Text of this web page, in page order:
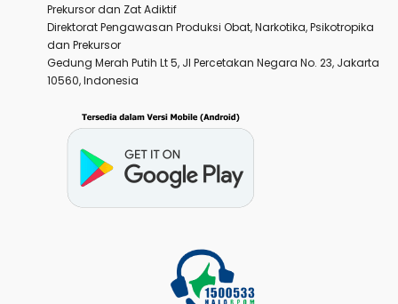
Prekursor dan Zat Adiktif
Direktorat Pengawasan Produksi Obat, Narkotika, Psikotropika
dan Prekursor
Gedung Merah Putih Lt 5, Jl Percetakan Negara No. 23, Jakarta
10560, Indonesia